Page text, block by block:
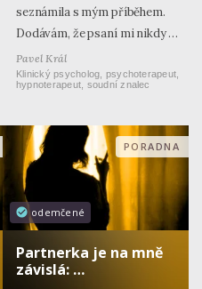
seznámila s mým příběhem.
Dodávám, že psaní mi nikdy …
Pavel Král
Klinický psycholog, psychoterapeut,
hypnoterapeut, soudní znalec
odemčené
PORADNA
Partnerka je na mně
závislá: …